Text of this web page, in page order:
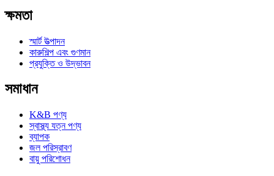
ক্ষমতা
স্মার্ট উত্পাদন
কারুশিল্প এবং গুণমান
প্রযুক্তি ও উদ্ভাবন
সমাধান
K&B পণ্য
স্বাস্থ্য যত্ন পণ্য
ব্যাপক
জল পরিস্রাবণ
বায়ু পরিশোধন